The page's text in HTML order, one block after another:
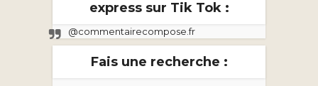
express sur Tik Tok :
@commentairecompose.fr
Fais une recherche :